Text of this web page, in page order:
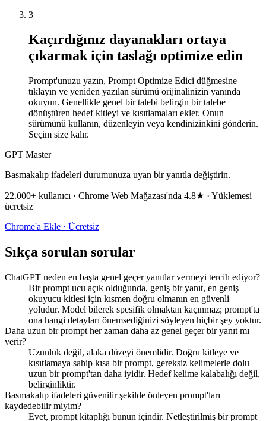
3
Kaçırdığınız dayanakları ortaya
çıkarmak için taslağı optimize edin
Prompt'unuzu yazın, Prompt Optimize Edici düğmesine
tıklayın ve yeniden yazılan sürümü orijinalinizin yanında
okuyun. Genellikle genel bir talebi belirgin bir talebe
dönüştüren hedef kitleyi ve kısıtlamaları ekler. Onun
sürümünü kullanın, düzenleyin veya kendinizinkini gönderin.
Seçim size kalır.
GPT Master
Basmakalıp ifadeleri durumunuza uyan bir yanıtla değiştirin.
22.000+ kullanıcı · Chrome Web Mağazası'nda 4.8★ · Yüklemesi
ücretsiz
Chrome'a Ekle · Ücretsiz
Sıkça sorulan sorular
ChatGPT neden en başta genel geçer yanıtlar vermeyi tercih ediyor?
Bir prompt ucu açık olduğunda, geniş bir yanıt, en geniş
okuyucu kitlesi için kısmen doğru olmanın en güvenli
yoludur. Model bilerek spesifik olmaktan kaçınmaz; prompt'ta
ona hangi detayları önemsediğinizi söyleyen hiçbir şey yoktur.
Daha uzun bir prompt her zaman daha az genel geçer bir yanıt mı
verir?
Uzunluk değil, alaka düzeyi önemlidir. Doğru kitleye ve
kısıtlamaya sahip kısa bir prompt, gereksiz kelimelerle dolu
uzun bir prompt'tan daha iyidir. Hedef kelime kalabalığı değil,
belirginliktir.
Basmakalıp ifadeleri güvenilir şekilde önleyen prompt'ları
kaydedebilir miyim?
Evet, prompt kitaplığı bunun içindir. Netleştirilmiş bir prompt